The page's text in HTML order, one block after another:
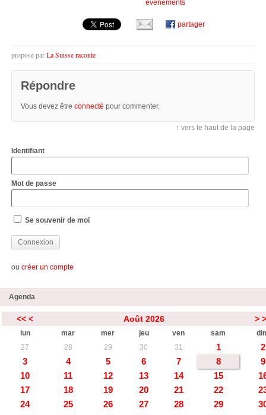
évènements
partager
proposé parLa Suisse raconte
Répondre
Vous devez être connecté pour commenter.
↑ vers le haut de la page
Identifiant
Mot de passe
Se souvenir de moi
ou créer un compte
Agenda
<< < Août 2026 >
lun mar mer jeu ven sam
27
28 29 30 31 1
2
3
4 5 6 7 8
9
10
11 12 13 14 15
17
18 19 20 21 22
24
25 26 27 28 29